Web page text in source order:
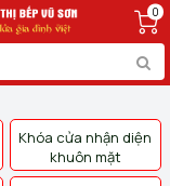
0
Khóa cửa nhận diện
khuôn mặt